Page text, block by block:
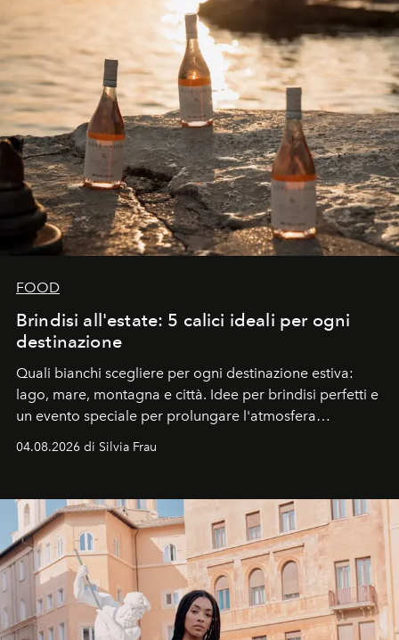
FOOD
Brindisi all'estate: 5 calici ideali per ogni
destinazione
Quali bianchi scegliere per ogni destinazione estiva:
lago, mare, montagna e città. Idee per brindisi perfetti e
un evento speciale per prolungare l'atmosfera
04.08.2026 di Silvia Frau